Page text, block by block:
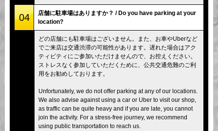
04
店舗に駐車場はありますか？ / Do you have parking at your
location?
どの店舗にも駐車場はございません。また、お車やUberなど
でご来店は交通渋滞の可能性があります。遅れた場合はアク
ティビティにご参加いただけませんので、お控えください。
ストレスなく参加していただくために、公共交通危難のご利
用をお勧めしております。
Unfortunately, we do not offer parking at any of our locations.
We also advise against using a car or Uber to visit our shop,
as traffic can be quite heavy and if you are late, you cannot
join the activity. For a stress-free journey, we recommend
using public transportation to reach us.